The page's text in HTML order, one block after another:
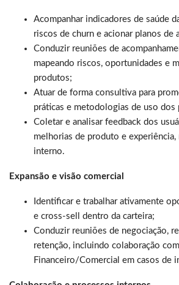
Acompanhar indicadores de saúde
riscos de churn e acionar planos de
Conduzir reuniões de
mapeando riscos, oportunidades e
produtos;
Atuar de forma consultiva para
práticas e metodologias de uso
Coletar e analisar feedback dos
melhorias de produto e
interno.
Expansão e visão comercial
Identificar e trabalhar ativamente
e cross-sell dentro da carteira;
Conduzir reuniões de negociação,
retenção, incluindo colaboração
Financeiro/Comercial em casos de